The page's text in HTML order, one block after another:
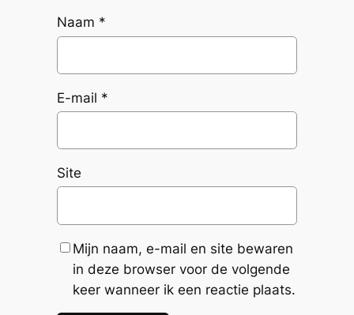
Naam *
E-mail *
Site
Mijn naam, e-mail en site bewaren
in deze browser voor de volgende
keer wanneer ik een reactie plaats.